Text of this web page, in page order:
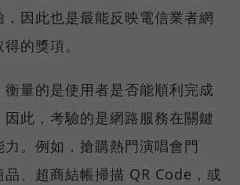
因此也是最能反映電信業者網
的獎項。
衡量的是使用者是否能順利完成
此，考驗的是網路服務在關鍵
。例如，搶購熱門演唱會門
品、超商結帳掃描 QR Code，或